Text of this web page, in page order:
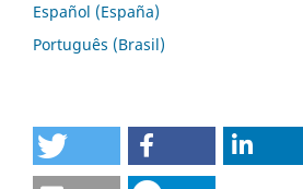
Español (España)
Português (Brasil)